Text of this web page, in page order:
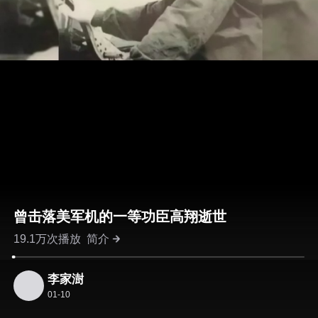
曾击落美军机的一等功臣高翔逝世
19.1万次播放简介
李家澍
01-10